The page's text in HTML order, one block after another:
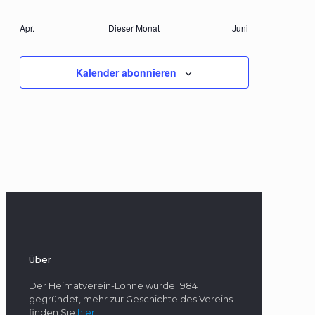
Apr. Dieser Monat Juni
Kalender abonnieren
Über
Der Heimatverein-Lohne wurde 1984
gegründet, mehr zur Geschichte des Vereins
finden Sie hier